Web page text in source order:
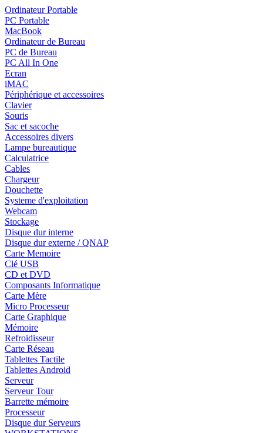
Ordinateur Portable
PC Portable
MacBook
Ordinateur de Bureau
PC de Bureau
PC All In One
Ecran
iMAC
Périphérique et accessoires
Clavier
Souris
Sac et sacoche
Accessoires divers
Lampe bureautique
Calculatrice
Cables
Chargeur
Douchette
Systeme d'exploitation
Webcam
Stockage
Disque dur interne
Disque dur externe / QNAP
Carte Memoire
Clé USB
CD et DVD
Composants Informatique
Carte Mère
Micro Processeur
Carte Graphique
Mémoire
Refroidisseur
Carte Réseau
Tablettes Tactile
Tablettes Android
Serveur
Serveur Tour
Barrette mémoire
Processeur
Disque dur Serveurs